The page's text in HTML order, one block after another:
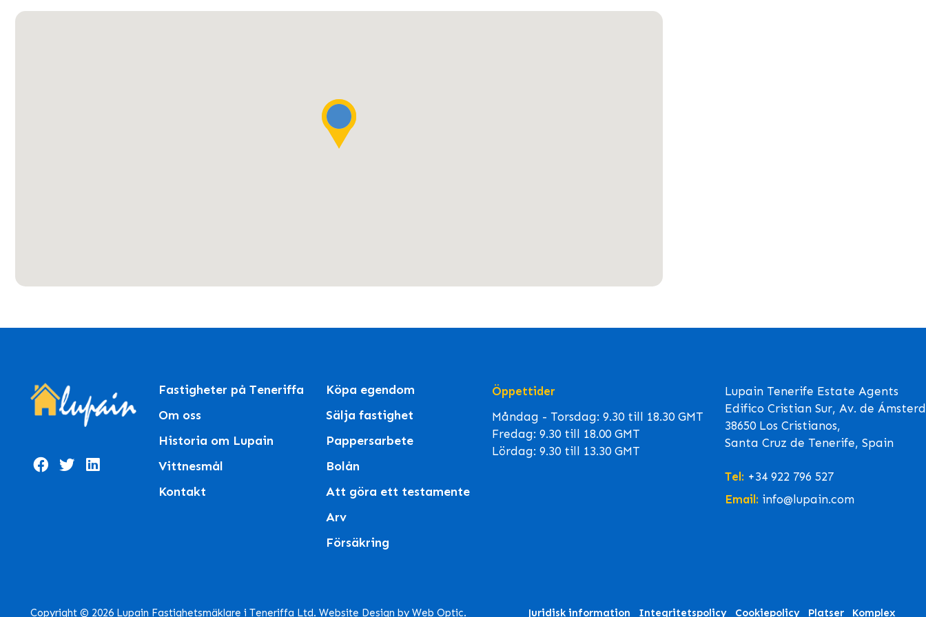
Fastigheter på Teneriffa
Om oss
Historia om Lupain
Vittnesmål
Kontakt
Köpa egendom
Sälja fastighet
Pappersarbete
Bolån
Att göra ett testamente
Arv
Försäkring
Öppettider
Måndag - Torsdag: 9.30 till 18.30 GMT
Fredag: 9.30 till 18.00 GMT
Lördag: 9.30 till 13.30 GMT
Lupain Tenerife Estate Agents
Edifico Cristian Sur, Av. de
38650 Los Cristianos,
Santa Cruz de Tenerife, Spain
Tel: +34 922 796 527
Email: info@lupain.com
Copyright © 2026 Lupain Fastighetsmäklare i Teneriffa Ltd. Website Design by Web Optic. Juridisk information Integritetspolicy Cookiepolicy Platser Komplex